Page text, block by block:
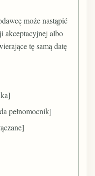
może nastąpić
akceptacyjnej albo
tę samą datę
pełnomocnik]